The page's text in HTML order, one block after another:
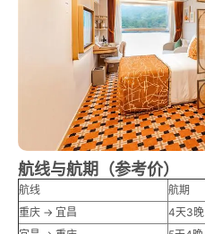
航线与航期（参考价）
航线 航期
重庆 → 宜昌
4天3晚